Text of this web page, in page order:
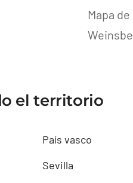
Mapa
el territorio
País vasco
Sevilla